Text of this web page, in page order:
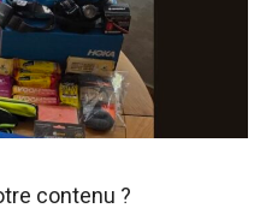
contenu ?